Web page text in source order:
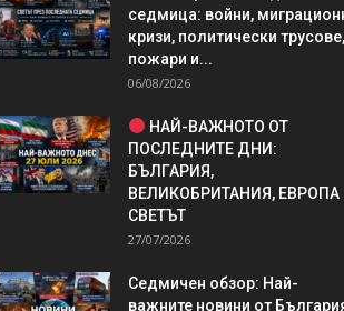
седмица: войни,
кризи, политически трусове,
пожари и...
06/08/2026
НАЙ-ВАЖНОТО ОТ
ПОСЛЕДНИТЕ ДНИ:
БЪЛГАРИЯ,
ВЕЛИКОБРИТАНИЯ, ЕВРОПА
СВЕТЪТ
27/07/2026
Седмичен обзор: Най-
важните новини от